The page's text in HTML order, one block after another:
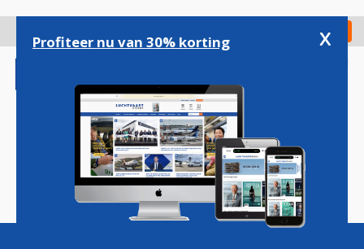
gaan
Check in
Magazine Podcasts Vacatures
Profiteer nu van 30% korting x